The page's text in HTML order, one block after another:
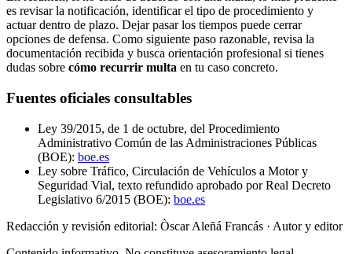
es revisar la notificación, identificar el tipo de procedimiento y
actuar dentro de plazo. Dejar pasar los tiempos puede cerrar
opciones de defensa. Como siguiente paso razonable, revisa la
documentación recibida y busca orientación profesional si tienes
dudas sobre cómo recurrir multa en tu caso concreto.
Fuentes oficiales consultables
Ley 39/2015, de 1 de octubre, del Procedimiento
Administrativo Común de las Administraciones Públicas
(BOE): boe.es
Ley sobre Tráfico, Circulación de Vehículos a Motor y
Seguridad Vial, texto refundido aprobado por Real Decreto
Legislativo 6/2015 (BOE): boe.es
Redacción y revisión editorial: Òscar Aleñá Francás · Autor y editor